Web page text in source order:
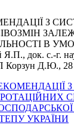
З
В
док. с.-г.
Корзун Д.Ю., 28
УКРАЇНИ